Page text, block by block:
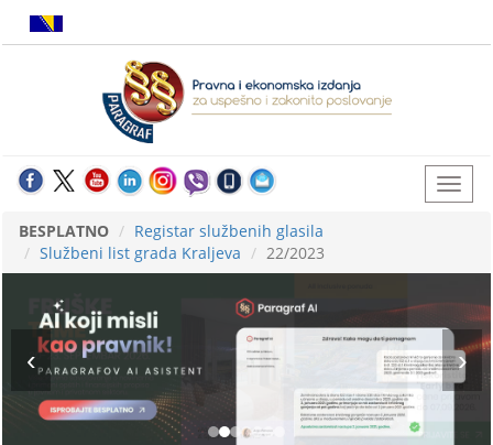
BESPLATNO
Registar službenih glasila
Službeni list grada Kraljeva
22/2023